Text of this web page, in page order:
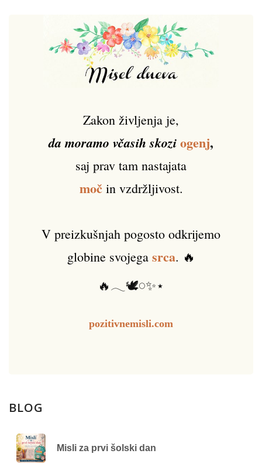
Zakon življenja je,
da moramo včasih skoziogenj,
saj prav tam nastajata
močin vzdržljivost.
V preizkušnjah pogosto odkrijemo
globine svojega srca. 🔥
🔥𓂃🕊️𓏸✨⋆
pozitivnemisli.com
BLOG
Misli za prvi šolski dan